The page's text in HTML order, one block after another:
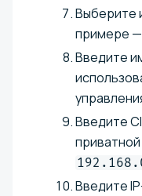
Выберите
примере —
Введите
Введите
Введите